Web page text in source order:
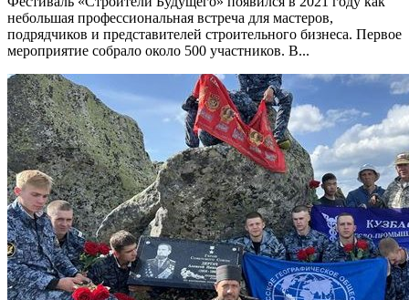
небольшая профессиональная встреча для мастеров,
подрядчиков и представителей строительного бизнеса. Первое
мероприятие собрало около 500 участников. В...